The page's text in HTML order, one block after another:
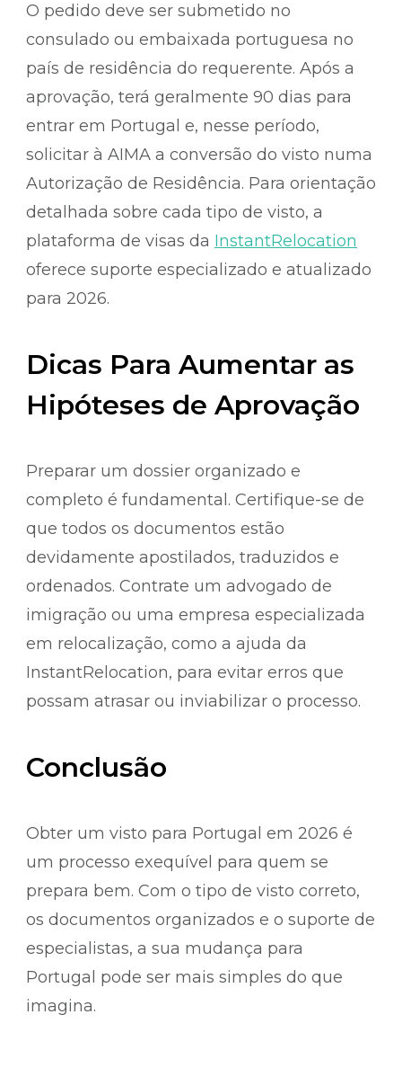
O pedido deve ser submetido no
consulado ou embaixada portuguesa no
país de residência do requerente. Após a
aprovação, terá geralmente 90 dias para
entrar em Portugal e, nesse período,
solicitar à AIMA a conversão do visto numa
Autorização de Residência. Para orientação
detalhada sobre cada tipo de visto, a
plataforma de visas da InstantRelocation
oferece suporte especializado e atualizado
para 2026.
Dicas Para Aumentar as
Hipóteses de Aprovação
Preparar um dossier organizado e
completo é fundamental. Certifique-se de
que todos os documentos estão
devidamente apostilados, traduzidos e
ordenados. Contrate um advogado de
imigração ou uma empresa especializada
em relocalização, como a ajuda da
InstantRelocation, para evitar erros que
possam atrasar ou inviabilizar o processo.
Conclusão
Obter um visto para Portugal em 2026 é
um processo exequível para quem se
prepara bem. Com o tipo de visto correto,
os documentos organizados e o suporte de
especialistas, a sua mudança para
Portugal pode ser mais simples do que
imagina.